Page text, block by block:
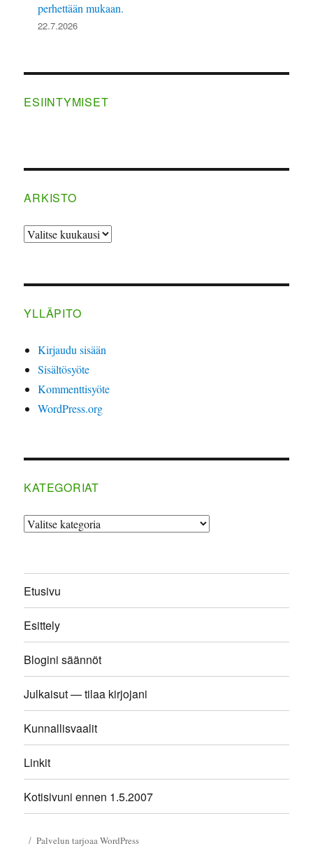
perhettään mukaan.
22.7.2026
ESIINTYMISET
ARKISTO
ARKISTO
YLLÄPITO
Kirjaudu sisään
Sisältösyöte
Kommenttisyöte
WordPress.org
KATEGORIAT
Kategoriat
Etusivu
Esittely
Blogini säännöt
Julkaisut — tilaa kirjojani
Kunnallisvaalit
Linkit
Kotisivuni ennen 1.5.2007
Palvelun tarjoaa WordPress